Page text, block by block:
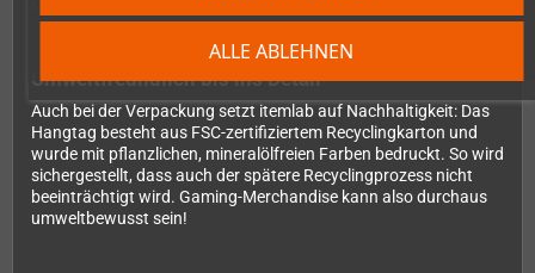
ALLE ABLEHNEN
Umweltfreundlich bis ins Detail
Auch bei der Verpackung setzt itemlab auf Nachhaltigkeit: Das
Hangtag besteht aus FSC-zertifiziertem Recyclingkarton und
wurde mit pflanzlichen, mineralölfreien Farben bedruckt. So wird
sichergestellt, dass auch der spätere Recyclingprozess nicht
beeinträchtigt wird. Gaming-Merchandise kann also durchaus
umweltbewusst sein!